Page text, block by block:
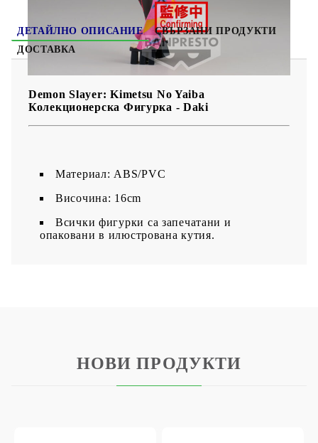
ДЕТАЙЛНО ОПИСАНИЕ
СВЪРЗАНИ ПРОДУКТИ
ДОСТАВКА
Demon Slayer: Kimetsu No Yaiba
Колекционерска Фигурка - Daki
Материал: ABS/PVC
Височина: 16cm
Всички фигурки са запечатани и
опаковани в илюстрована кутия.
НОВИ ПРОДУКТИ